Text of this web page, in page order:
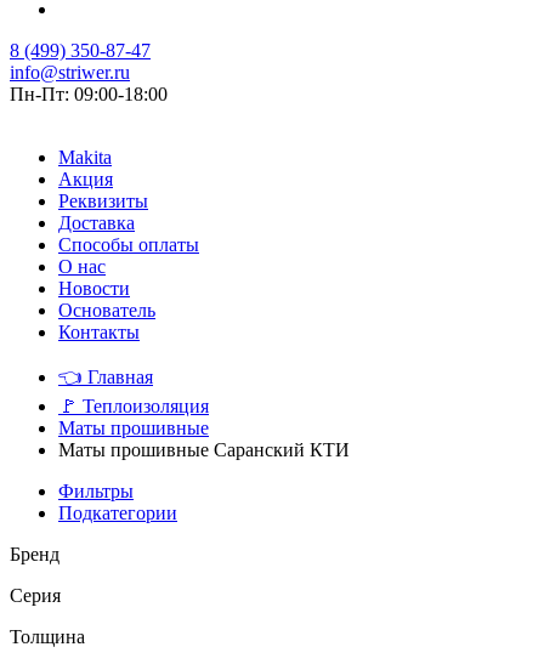
8 (499) 350-87-47
info@striwer.ru
Пн-Пт: 09:00-18:00
Makita
Акция
Реквизиты
Доставка
Способы оплаты
О нас
Новости
Основатель
Контакты
👈 Главная
🚩 Теплоизоляция
Маты прошивные
Маты прошивные Саранский КТИ
Фильтры
Подкатегории
Бренд
Серия
Толщина